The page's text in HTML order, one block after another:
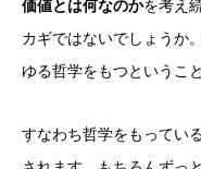
価値とは何なのかを考え
カギではないでしょうか
ゆる哲学をもつというこ
すなわち哲学をもってい